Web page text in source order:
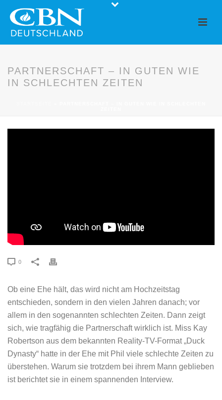
PARTNERSCHAFT – IN GUTEN WIE
IN SCHLECHTEN ZEITEN
0
Ob eine Ehe hält, das wird nicht am Hochzeitstag
entschieden, sondern in den vielen Jahren danach; vor
allem in den sogenannten schlechten Zeiten. Dann zeigt
sich, wie tragfähig die Partnerschaft wirklich ist. Miss Kay
Robertson aus dem bekannten Reality-TV-Format „Duck
Dynasty“ hatte in der Ehe mit Phil viele schlechte Zeiten zu
überstehen. Warum sie trotzdem bei ihrem Mann geblieben
ist berichtet sie in einem spannenden Interview.